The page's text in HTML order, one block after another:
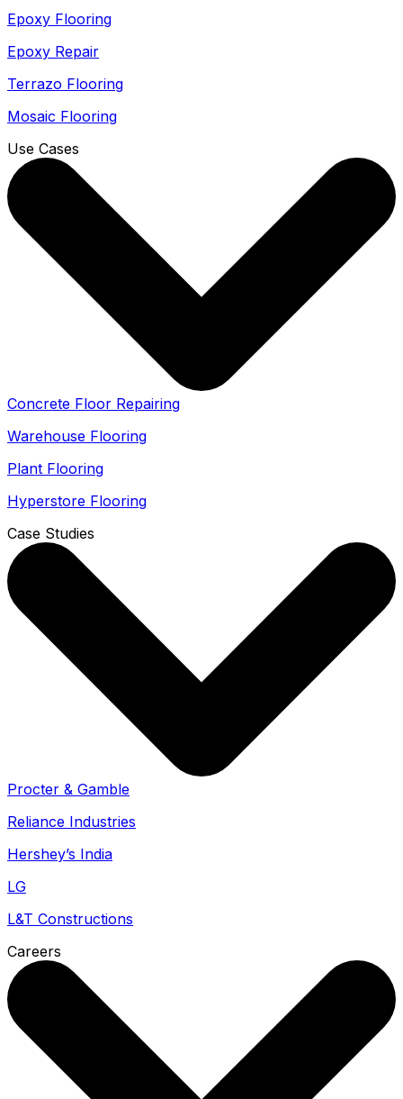
Epoxy Flooring
Epoxy Repair
Terrazo Flooring
Mosaic Flooring
Use Cases
Concrete Floor Repairing
Warehouse Flooring
Plant Flooring
Hyperstore Flooring
Case Studies
Procter & Gamble
Reliance Industries
Hershey’s India
LG
L&T Constructions
Careers